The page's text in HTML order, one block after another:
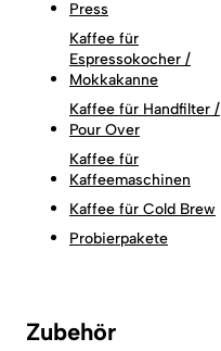
Press
Kaffee für
Espressokocher /
Mokkakanne
Kaffee für Handfilter /
Pour Over
Kaffee für
Kaffeemaschinen
Kaffee für Cold Brew
Probierpakete
Zubehör